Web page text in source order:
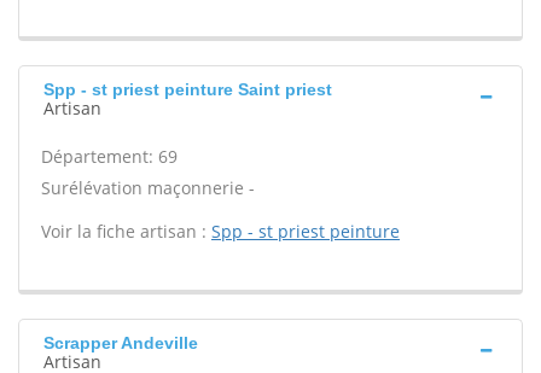
Spp - st priest peinture Saint priest
Artisan
Département: 69
Surélévation maçonnerie -
Voir la fiche artisan : Spp - st priest peinture
Scrapper Andeville
Artisan